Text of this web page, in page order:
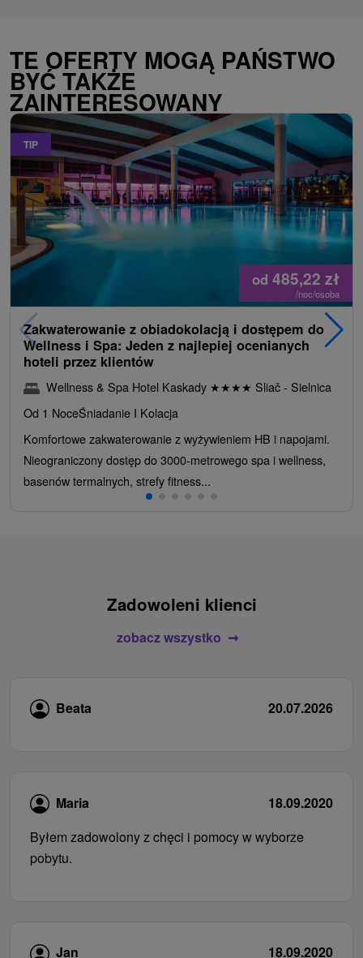
TE OFERTY MOGĄ PAŃSTWO
BYĆ TAKŻE
ZAINTERESOWANY
TIP
od 485,22 zł
/noc/osoba
Zakwaterowanie z obiadokolacją i dostępem do
Wellness i Spa: Jeden z najlepiej ocenianych
hoteli przez klientów
Wellness & Spa Hotel Kaskady ★★★★ Sliač - Sielnica
Od 1 NoceŚniadanie I Kolacja
Komfortowe zakwaterowanie z wyżywieniem HB i napojami.
Nieograniczony dostęp do 3000-metrowego spa i wellness,
basenów termalnych, strefy fitness...
Zadowoleni klienci
zobacz wszystko
Beata 20.07.2026
Maria
18.09.2020
Byłem zadowolony z chęci i pomocy w wyborze
pobytu.
Jan
18.09.2020